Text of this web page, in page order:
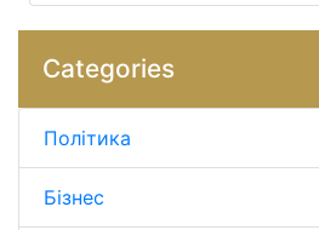
Categories
Політика
Бізнес